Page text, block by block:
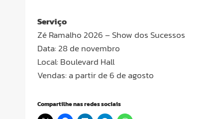
Serviço
Zé Ramalho 2026 – Show dos Sucessos
Data: 28 de novembro
Local: Boulevard Hall
Vendas: a partir de 6 de agosto
Compartilhe nas redes sociais